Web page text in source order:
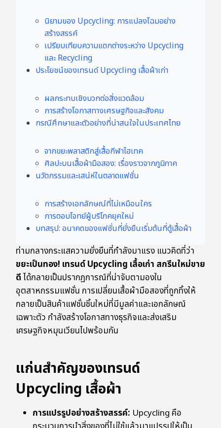
นิยามของ Upcycling: การแปลงโฉมอย่าง
สร้างสรรค์
เปรียบเทียบความแตกต่างระหว่าง Upcycling
และ Recycling
ประโยชน์ของเทรนด์ Upcycling เสื้อผ้าเก่า
ผลกระทบเชิงบวกต่อสิ่งแวดล้อม
การสร้างโอกาสทางเศรษฐกิจและสังคม
กรณีศึกษาและตัวอย่างที่น่าสนใจในประเทศไทย
จากขยะพลาสติกสู่เสื้อกีฬาไฮเทค
ศิลปะบนเสื้อผ้ามือสอง: เรื่องราวจากภูมิภาค
นวัตกรรมและเสน่ห์ในตลาดแฟชั่น
การสร้างเอกลักษณ์ที่ไม่เหมือนใคร
การตอบโจทย์ผู้บริโภคยุคใหม่
บทสรุป: อนาคตของแฟชั่นที่ยั่งยืนเริ่มต้นที่ตู้เสื้อผ้า
ท่ามกลางกระแสความยั่งยืนที่กำลังมาแรง แนวคิดที่ว่า
ขยะเป็นทอง! เทรนด์ Upcycling เสื้อเก่า สกรีนใหม่ขาย
ดีได้กลายเป็นปรากฏการณ์ที่น่าจับตามองใน
อุตสาหกรรมแฟชั่น การเปลี่ยนเสื้อผ้ามือสองที่ถูกทิ้งให้
กลายเป็นสินค้าแฟชั่นชิ้นใหม่ที่มีมูลค่าและเอกลักษณ์
เฉพาะตัว กำลังสร้างโอกาสทางธุรกิจและส่งเสริม
เศรษฐกิจหมุนเวียนไปพร้อมกัน
แก่นสำคัญของเทรนด์
Upcycling เสื้อผ้า
การแปรรูปอย่างสร้างสรรค์: Upcycling คือ